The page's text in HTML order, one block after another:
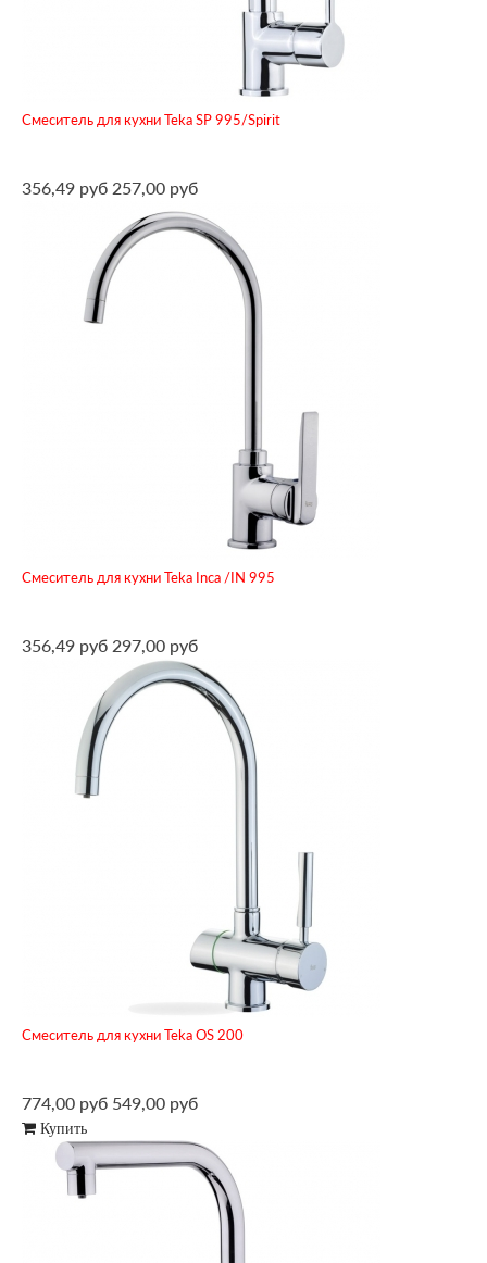
Смеситель для кухни Teka SP 995/Spirit
356,49 руб 257,00 руб
Смеситель для кухни Teka Inca /IN 995
356,49 руб 297,00 руб
Смеситель для кухни Teka OS 200
774,00 руб 549,00 руб
Купить